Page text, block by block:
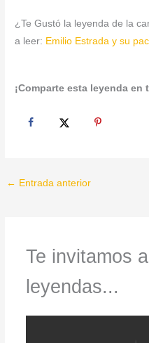
¿Te Gustó la leyenda de la
a leer: Emilio Estrada y su
¡Comparte esta leyenda en
← Entrada anterior
Te invitamos
leyendas...